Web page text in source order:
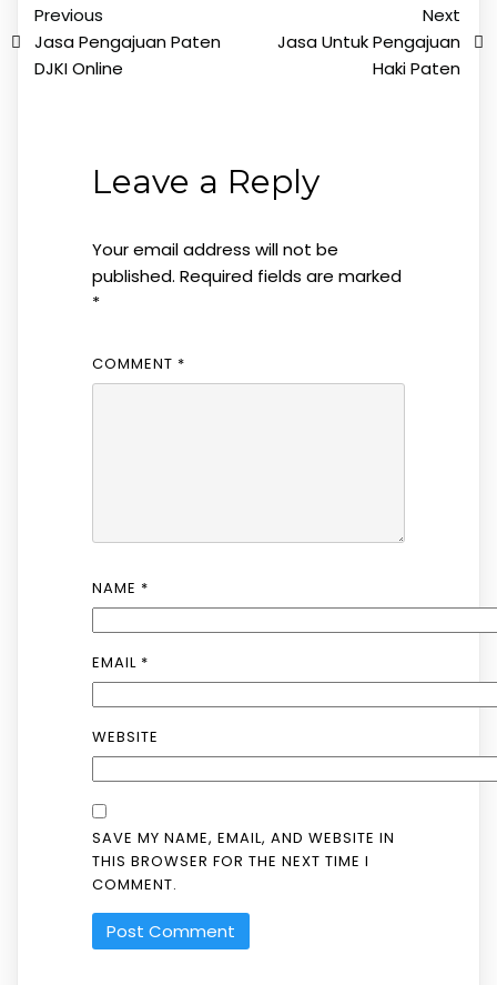
Previous
Jasa Pengajuan Paten
DJKI Online
Next
Jasa Untuk Pengajuan
Haki Paten
Leave a Reply
Your email address will not be
published. Required fields are marked
*
COMMENT *
NAME *
EMAIL *
WEBSITE
SAVE MY NAME, EMAIL, AND WEBSITE IN
THIS BROWSER FOR THE NEXT TIME I
COMMENT.